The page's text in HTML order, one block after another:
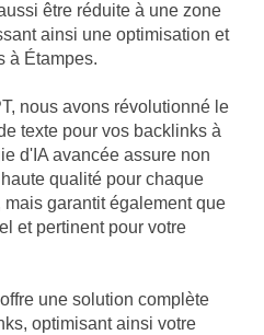
être réduite à une zone
ainsi une optimisation et
à Étampes.
nous avons révolutionné le
texte pour vos backlinks à
d'IA avancée assure non
qualité pour chaque
garantit également que
et pertinent pour votre
une solution complète
optimisant ainsi votre